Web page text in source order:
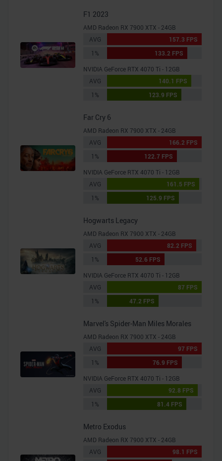
F1 2023
AMD Radeon RX 7900 XTX - 24GB
AVG
157.3 FPS
1%
133.2 FPS
NVIDIA GeForce RTX 4070 Ti - 12GB
AVG
140.1 FPS
1%
123.9 FPS
Far Cry 6
AMD Radeon RX 7900 XTX - 24GB
AVG
166.2 FPS
1%
122.7 FPS
NVIDIA GeForce RTX 4070 Ti - 12GB
AVG
161.5 FPS
1%
125.9 FPS
Hogwarts Legacy
AMD Radeon RX 7900 XTX - 24GB
AVG
82.2 FPS
1%
52.6 FPS
NVIDIA GeForce RTX 4070 Ti - 12GB
AVG
87 FPS
1%
47.2 FPS
Marvel's Spider-Man Miles Morales
AMD Radeon RX 7900 XTX - 24GB
AVG
97 FPS
1%
76.9 FPS
NVIDIA GeForce RTX 4070 Ti - 12GB
AVG
92.8 FPS
1%
81.4 FPS
Metro Exodus
AMD Radeon RX 7900 XTX - 24GB
AVG
98.1 FPS